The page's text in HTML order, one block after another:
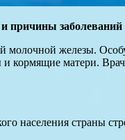
железы.
матери.
населения страны